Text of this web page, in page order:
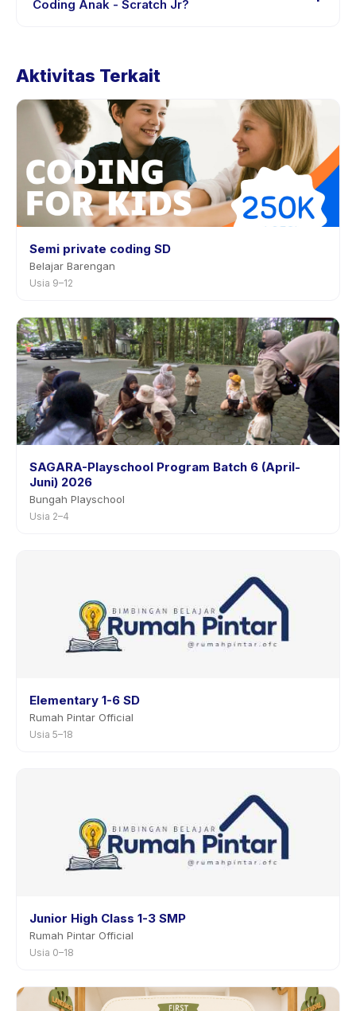
Coding Anak - Scratch Jr?
halaman aktivitas di aplikasi. Kebanyakan penyedia
pemberitahuan sebelumnya.
Aktivitas Terkait
Semi private coding SD
Belajar Barengan
Usia 9–12
SAGARA-Playschool Program Batch 6 (April-
Juni) 2026
Bungah Playschool
Usia 2–4
Elementary 1-6 SD
Rumah Pintar Official
Usia 5–18
Junior High Class 1-3 SMP
Rumah Pintar Official
Usia 0–18